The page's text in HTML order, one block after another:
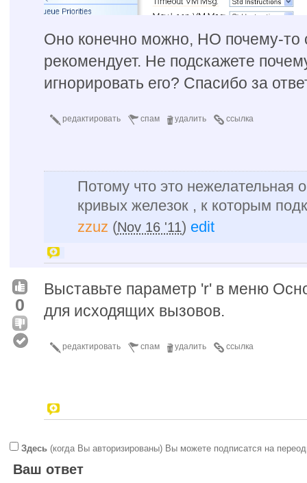
Оно конечно можно, НО почему-то
рекомендует. Не подскажете
игнорировать его? Спасибо за
ссылка
удалить
спам
редактировать
Потому что это нежелательная
кривых железок , к которым
zzuz (Nov 16 '11) edit
0
Выставьте параметр 'r' в меню
для исходящих вызовов.
ссылка
удалить
спам
редактировать
Здесь (когда Вы авторизированы) Вы можете подписатся на
Ваш ответ